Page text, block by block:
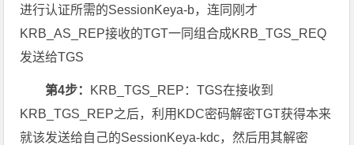
进行认证所需的SessionKeya-b，连同刚才
KRB_AS_REP接收的TGT一同组合成KRB_TGS_REQ
发送给TGS
第4步： KRB_TGS_REP：TGS在接收到
KRB_TGS_REP之后，利用KDC密码解密TGT获得本来
就该发送给自己的SessionKeya-kdc，然后用其解密